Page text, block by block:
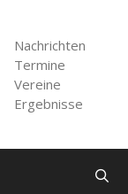
Nachrichten
Termine
Vereine
Ergebnisse